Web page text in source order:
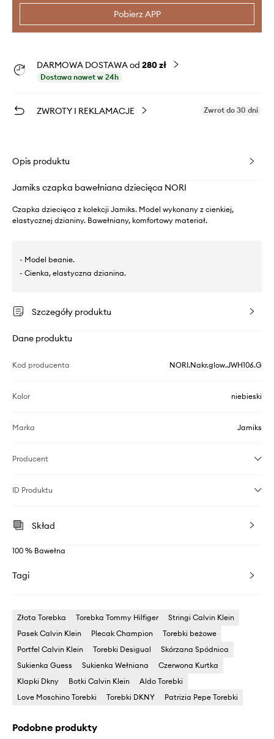
Pobierz APP
DARMOWA DOSTAWA od 280 zł
Dostawa nawet w 24h
ZWROTY I REKLAMACJE Zwrot do 30 dni
Opis produktu
Jamiks czapka bawełniana dziecięca NORI
Czapka dziecięca z kolekcji Jamiks. Model wykonany z cienkiej,
elastycznej dzianiny. Bawełniany, komfortowy materiał.
- Model beanie.
- Cienka, elastyczna dzianina.
Szczegóły produktu
Dane produktu
Kod producenta NORI.Nakr.glow.JWH106.G
Kolor niebieski
Marka Jamiks
Producent
ID Produktu
Skład
100 % Bawełna
Tagi
Złota Torebka Torebka Tommy Hilfiger
Stringi Calvin Klein
Pasek Calvin Klein
Plecak Champion
Torebki beżowe
Portfel Calvin Klein
Torebki Desigual
Skórzana Spódnica
Sukienka Guess
Sukienka Wełniana
Czerwona Kurtka
Klapki Dkny
Botki Calvin Klein
Aldo Torebki
Love Moschino Torebki
Torebki DKNY Patrizia Pepe Torebki
Podobne produkty